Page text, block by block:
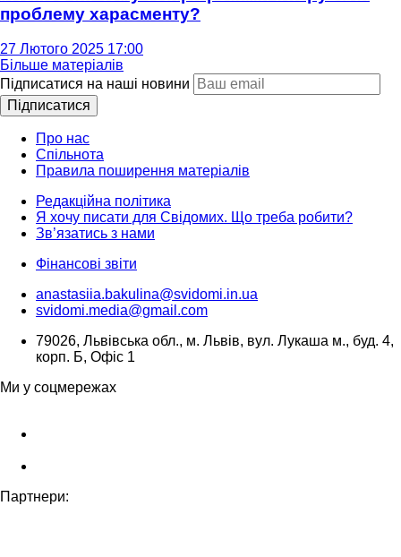
проблему харасменту?
27 Лютого 2025 17:00
Більше матеріалів
Підписатися на наші новини
Підписатися
Про нас
Спільнота
Правила поширення матеріалів
Редакційна політика
Я хочу писати для Свідомих. Що треба робити?
Зв’язатись з нами
Фінансові звіти
anastasiia.bakulina@svidomi.in.ua
svidomi.media@gmail.com
79026, Львівська обл., м. Львів, вул. Лукаша м., буд. 4,
корп. Б, Офіс 1
Ми у соцмережах
Партнери: